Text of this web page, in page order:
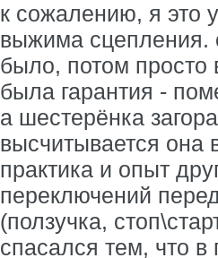
к сожалению, я это
выжима сцепления.
было, потом просто
была гарантия -
а шестерёнка
высчитывается она
практика и опыт
переключений
(ползучка,
спасался тем, что